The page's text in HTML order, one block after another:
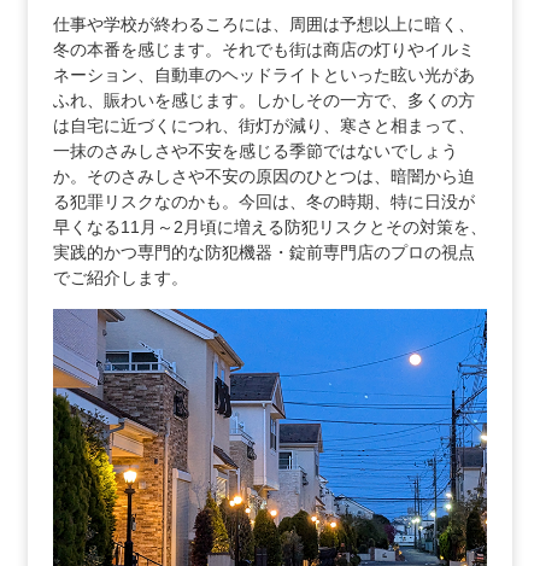
仕事や学校が終わるころには、周囲は予想以上に暗く、
冬の本番を感じます。それでも街は商店の灯りやイルミ
ネーション、自動車のヘッドライトといった眩い光があ
ふれ、賑わいを感じます。しかしその一方で、多くの方
は自宅に近づくにつれ、街灯が減り、寒さと相まって、
一抹のさみしさや不安を感じる季節ではないでしょう
か。そのさみしさや不安の原因のひとつは、暗闇から迫
る犯罪リスクなのかも。今回は、冬の時期、特に日没が
早くなる11月～2月頃に増える防犯リスクとその対策を、
実践的かつ専門的な防犯機器・錠前専門店のプロの視点
でご紹介します。